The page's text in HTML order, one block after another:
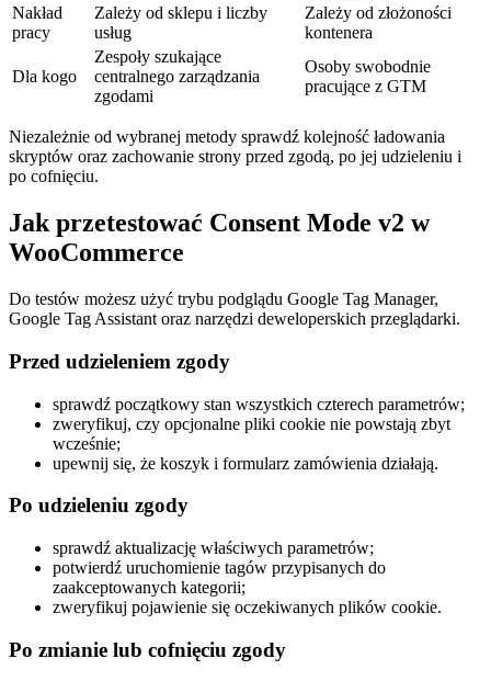
Nakład
pracy
Zależy od sklepu i liczby
usług
Zależy od złożoności
kontenera
Dla kogo
Zespoły szukające
centralnego zarządzania
zgodami
Osoby swobodnie
pracujące z GTM
Niezależnie od wybranej metody sprawdź kolejność ładowania
skryptów oraz zachowanie strony przed zgodą, po jej udzieleniu i
po cofnięciu.
Jak przetestować Consent Mode v2 w
WooCommerce
Do testów możesz użyć trybu podglądu Google Tag Manager,
Google Tag Assistant oraz narzędzi deweloperskich przeglądarki.
Przed udzieleniem zgody
sprawdź początkowy stan wszystkich czterech parametrów;
zweryfikuj, czy opcjonalne pliki cookie nie powstają zbyt
wcześnie;
upewnij się, że koszyk i formularz zamówienia działają.
Po udzieleniu zgody
sprawdź aktualizację właściwych parametrów;
potwierdź uruchomienie tagów przypisanych do
zaakceptowanych kategorii;
zweryfikuj pojawienie się oczekiwanych plików cookie.
Po zmianie lub cofnięciu zgody